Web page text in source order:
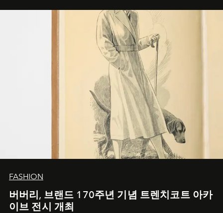
FASHION
버버리, 브랜드 170주년 기념 트렌치코트 아카
이브 전시 개최